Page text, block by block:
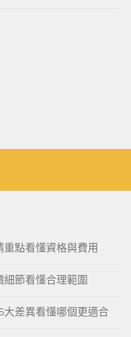
點看懂資格與費用
節看懂合理範圍
大差異看懂哪個更適合